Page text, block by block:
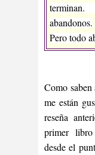
abandonos.
Pero todo
Como
me están
reseña
primer
desde el